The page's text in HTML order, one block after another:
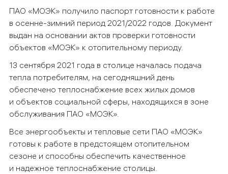
ПАО «МОЭК» получило паспорт готовности к работе
в осенне-зимний период 2021/2022 годов. Документ
выдан на основании актов проверки готовности
объектов «МОЭК» к отопительному периоду.
13 сентября 2021 года в столице началась подача
тепла потребителям, на сегодняшний день
обеспечено теплоснабжение всех жилых домов
и объектов социальной сферы, находящихся в зоне
обслуживания ПАО «МОЭК».
Все энергообъекты и тепловые сети ПАО «МОЭК»
готовы к работе в предстоящем отопительном
сезоне и способны обеспечить качественное
и надежное теплоснабжение столицы.